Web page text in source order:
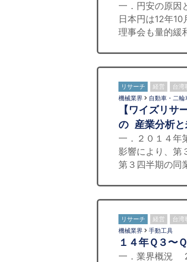
一．円安の原因
日本円は12年
理事会も量的緩
リサーチ 経営 台湾
機械業界 自動車・二輪
【ワイズリ
の 産業分析と
一．２０１４
影響により、第
第３四半期の同
リサーチ 経営 台湾
機械業界 手動工具
１４年Ｑ３〜
一．業界概況